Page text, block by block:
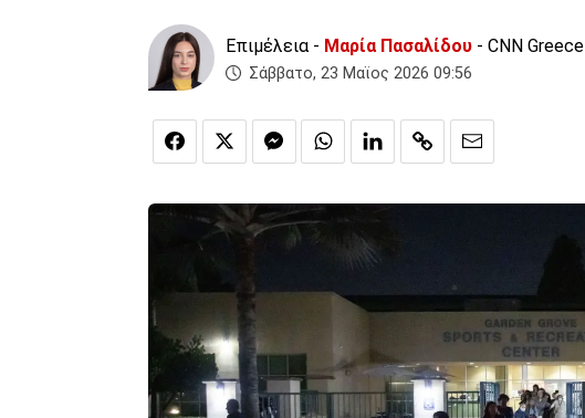
Επιμέλεια - Μαρία Πασαλίδου - CNN Greece
Σάββατο, 23 Μαϊος 2026 09:56